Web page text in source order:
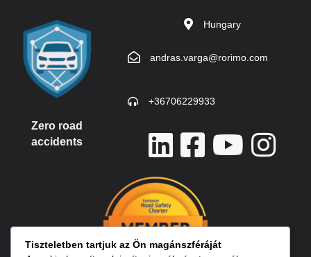
Zero road
accidents
Hungary
andras.varga@rorimo.com
+36706229933
Tiszteletben tartjuk az Ön magánszféráját